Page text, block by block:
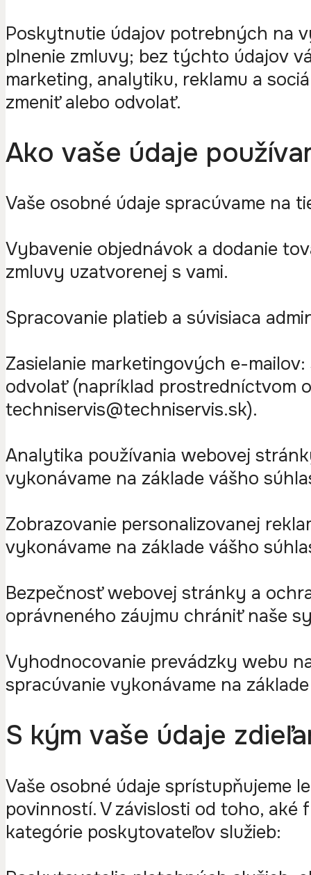
Poskytnutie údajov potrebných na
plnenie zmluvy; bez týchto údajov
marketing, analytiku, reklamu a
zmeniť alebo odvolať.
Ako vaše údaje
Vaše osobné údaje spracúvame
Vybavenie objednávok a dodanie
zmluvy uzatvorenej s vami.
Spracovanie platieb a súvisiaca
Zasielanie marketingových e-
odvolať (napríklad prostredníctvom
techniservis@techniservis.sk).
Analytika používania webovej
vykonávame na základe vášho
Zobrazovanie personalizovanej
vykonávame na základe vášho
Bezpečnosť webovej stránky a
oprávneného záujmu chrániť naše
Vyhodnocovanie prevádzky webu
spracúvanie vykonávame na
S kým vaše údaje
Vaše osobné údaje sprístupňujeme
povinností. V závislosti od toho,
kategórie poskytovateľov služieb: